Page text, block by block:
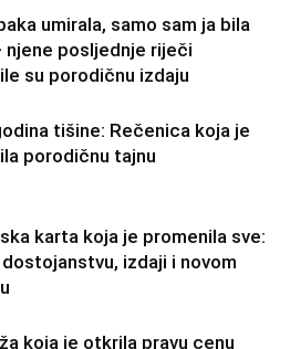
umirala, samo sam ja bila
njene posljednje riječi
su porodičnu izdaju
tišine: Rečenica koja je
porodičnu tajnu
karta koja je promenila sve:
izdaji i novom
koja je otkrila pravu cenu